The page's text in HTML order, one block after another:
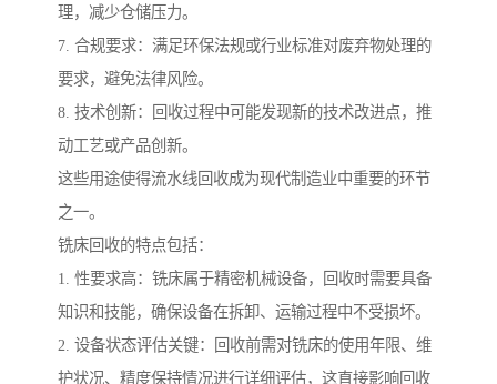
理，减少仓储压力。
7. 合规要求：满足环保法规或行业标准对废弃物处理的
要求，避免法律风险。
8. 技术创新：回收过程中可能发现新的技术改进点，推
动工艺或产品创新。
这些用途使得流水线回收成为现代制造业中重要的环节
之一。
铣床回收的特点包括：
1. 性要求高：铣床属于精密机械设备，回收时需要具备
知识和技能，确保设备在拆卸、运输过程中不受损坏。
2. 设备状态评估关键：回收前需对铣床的使用年限、维
护状况、精度保持情况进行详细评估，这直接影响回收